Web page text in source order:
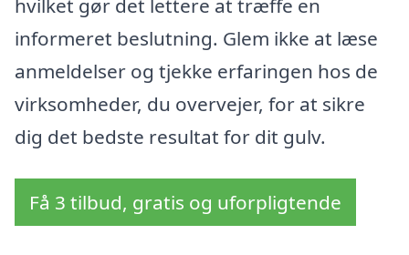
hvilket gør det lettere at træffe en
informeret beslutning. Glem ikke at læse
anmeldelser og tjekke erfaringen hos de
virksomheder, du overvejer, for at sikre
dig det bedste resultat for dit gulv.
Få 3 tilbud, gratis og uforpligtende